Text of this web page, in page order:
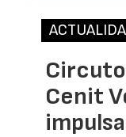
Cenit